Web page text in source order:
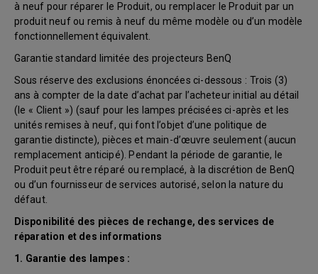
à neuf pour réparer le Produit, ou remplacer le Produit par un
produit neuf ou remis à neuf du même modèle ou d’un modèle
fonctionnellement équivalent.
Garantie standard limitée des projecteurs BenQ
Sous réserve des exclusions énoncées ci-dessous : Trois (3)
ans à compter de la date d’achat par l’acheteur initial au détail
(le « Client ») (sauf pour les lampes précisées ci-après et les
unités remises à neuf, qui font l’objet d’une politique de
garantie distincte), pièces et main-d’œuvre seulement (aucun
remplacement anticipé). Pendant la période de garantie, le
Produit peut être réparé ou remplacé, à la discrétion de BenQ
ou d’un fournisseur de services autorisé, selon la nature du
défaut.
Disponibilité des pièces de rechange, des services de
réparation et des informations
1. Garantie des lampes :